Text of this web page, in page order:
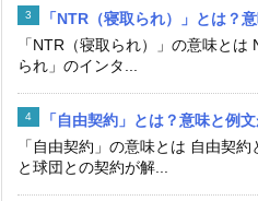
「NTR（寝取られ）」とは？
「NTR（寝取られ）」の意味と
られ」のインタ...
「自由契約」とは？意味と例
「自由契約」の意味とは 自由契
と球団との契約が解...